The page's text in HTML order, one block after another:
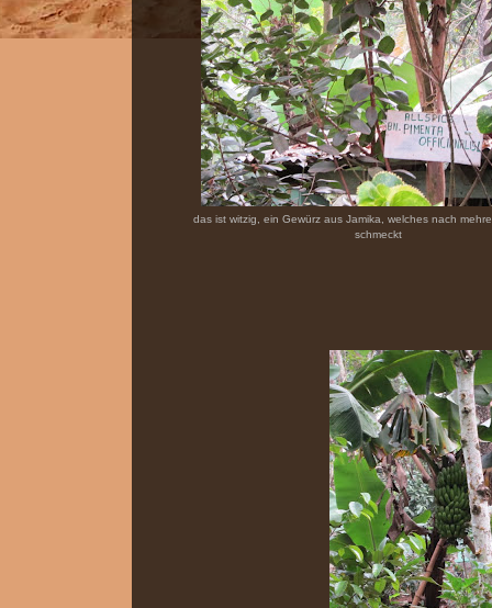
das ist witzig, ein Gewürz aus Jamika, welches nach
schmeckt